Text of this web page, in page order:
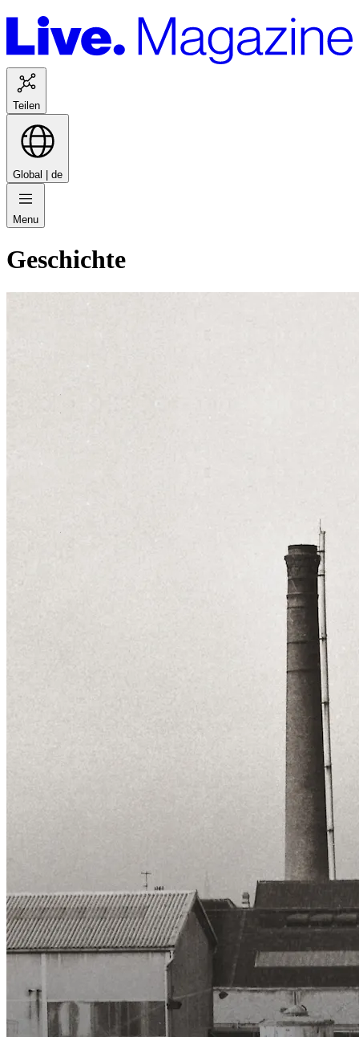
Teilen
Global | de
Menu
Geschichte